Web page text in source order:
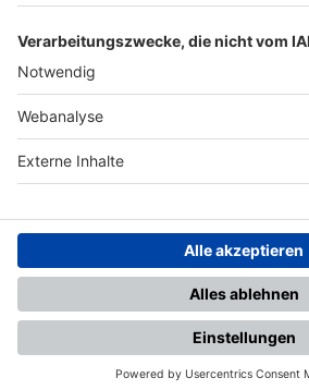
Nutzungsbedingungen Datenschutz